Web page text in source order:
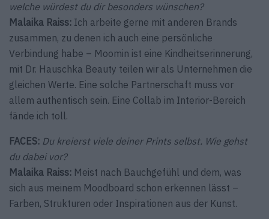
welche würdest du dir besonders wünschen?
Malaika Raiss: Ich arbeite gerne mit anderen Brands
zusammen, zu denen ich auch eine persönliche
Verbindung habe – Moomin ist eine Kindheitserinnerung,
mit Dr. Hauschka Beauty teilen wir als Unternehmen die
gleichen Werte. Eine solche Partnerschaft muss vor
allem authentisch sein. Eine Collab im Interior-Bereich
fände ich toll.
FACES: Du kreierst viele deiner Prints selbst. Wie gehst
du dabei vor?
Malaika Raiss: Meist nach Bauchgefühl und dem, was
sich aus meinem Moodboard schon erkennen lässt –
Farben, Strukturen oder Inspirationen aus der Kunst.